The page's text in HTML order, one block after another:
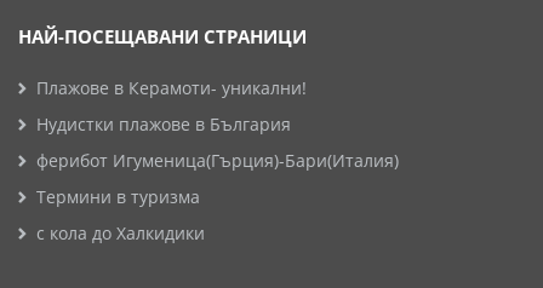
НАЙ-ПОСЕЩАВАНИ СТРАНИЦИ
Плажове в Керамоти- уникални!
Нудистки плажове в България
ферибот Игуменица(Гърция)-Бари(Италия)
Термини в туризма
с кола до Халкидики